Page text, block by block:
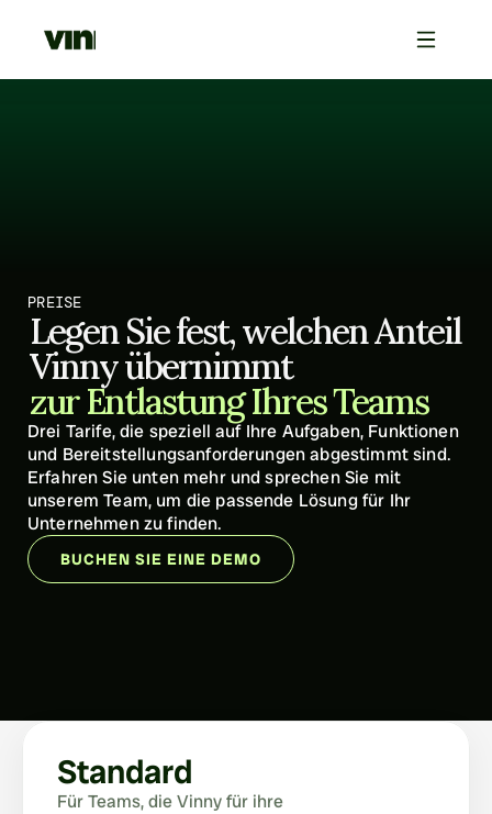
PREISE
Legen Sie fest, welchen Anteil
Vinny übernimmt
zur Entlastung Ihres Teams
Drei Tarife, die speziell auf Ihre Aufgaben, Funktionen
und Bereitstellungsanforderungen abgestimmt sind.
Erfahren Sie unten mehr und sprechen Sie mit
unserem Team, um die passende Lösung für Ihr
Unternehmen zu finden.
BUCHEN SIE EINE DEMO
Standard
Für Teams, die Vinny für ihre